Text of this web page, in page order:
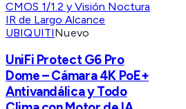
UBIQUITINuevo
UniFi Protect G6 Pro
Dome – Cámara 4K PoE+
Antivandálica y Todo